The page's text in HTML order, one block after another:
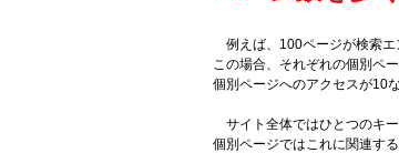
例えば、100ページが検索エ
この場合、それぞれの個別ペ
個別ページへのアクセスが10
サイト全体ではひとつのキー
個別ページではこれに関連す